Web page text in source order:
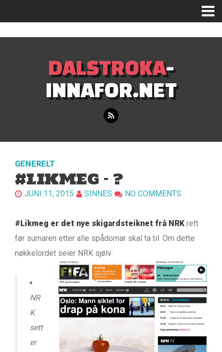
DALSTROKA-
INNAFOR.NET
GENERELT
#LIKMEG – ?
JUNI 11, 2015 SINNES NO COMMENTS
#Likmeg er det nye skigardsteiknet frå NRKrett
før sumaren etter alle spådomar skal ta til. Om dette
nøkkelordet seier NRK sjølv:
NR
K
sett
er